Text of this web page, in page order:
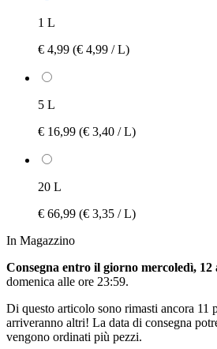
1 L
€ 4,99 (€ 4,99 / L)
5 L
€ 16,99 (€ 3,40 / L)
20 L
€ 66,99 (€ 3,35 / L)
In Magazzino
Consegna entro il giorno mercoledì, 12
domenica alle ore 23:59.
Di questo articolo sono rimasti ancora 11
arriveranno altri! La data di consegna
vengono ordinati più pezzi.